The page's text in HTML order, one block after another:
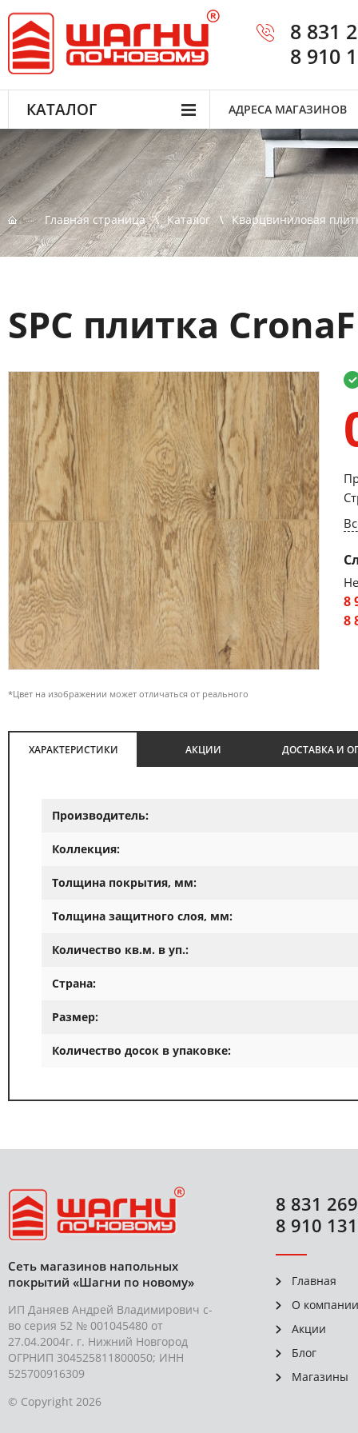
8 831
8 910
КАТАЛОГ АДРЕСА МАГАЗИНОВ
Главная страница Каталог Кварцвиниловая
SPC плитка
*Цвет на изображении может отличаться от реального
8
8
ХАРАКТЕРИСТИКИ АКЦИИ ДОСТАВКА И
Производитель:
Коллекция:
Толщина покрытия, мм:
Толщина защитного слоя, мм:
Количество кв.м. в уп.:
Страна:
Размер:
Количество досок в упаковке:
Сеть магазинов напольных
покрытий «Шагни по новому»
ИП Даняев Андрей Владимирович с-
во серия 52 № 001045480 от
27.04.2004г. г. Нижний Новгород
ОГРНИП 304525811800050; ИНН
525700916309
© Copyright 2026
8 831
8 910
Главная
О компании
Акции
Блог
Магазины